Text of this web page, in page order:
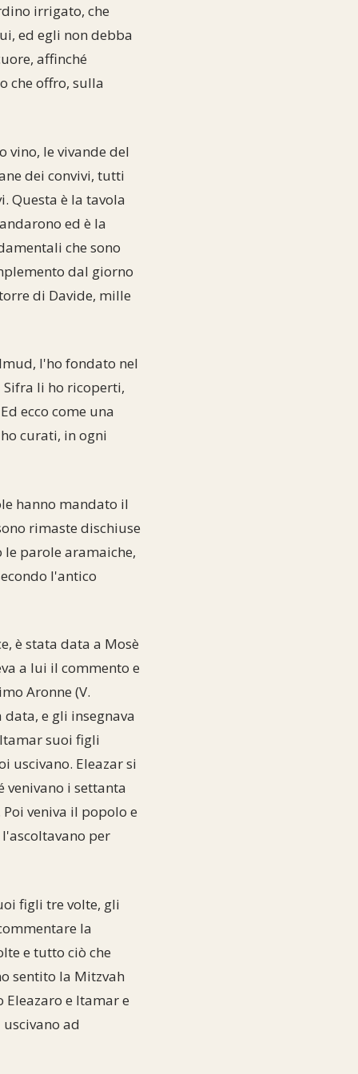
irrigato, che
ed egli non debba
affinché
che offro, sulla
vino, le vivande del
dei convivi, tutti
Questa è la tavola
ed è la
che sono
dal giorno
di Davide, mille
l'ho fondato nel
li ho ricoperti,
ecco come una
curati, in ogni
hanno mandato il
rimaste dischiuse
parole aramaiche,
l'antico
è stata data a Mosè
a lui il commento e
Aronne (V.
e gli insegnava
suoi figli
uscivano. Eleazar si
venivano i settanta
veniva il popolo e
per
figli tre volte, gli
la
e tutto ciò che
sentito la Mitzvah
e Itamar e
ad